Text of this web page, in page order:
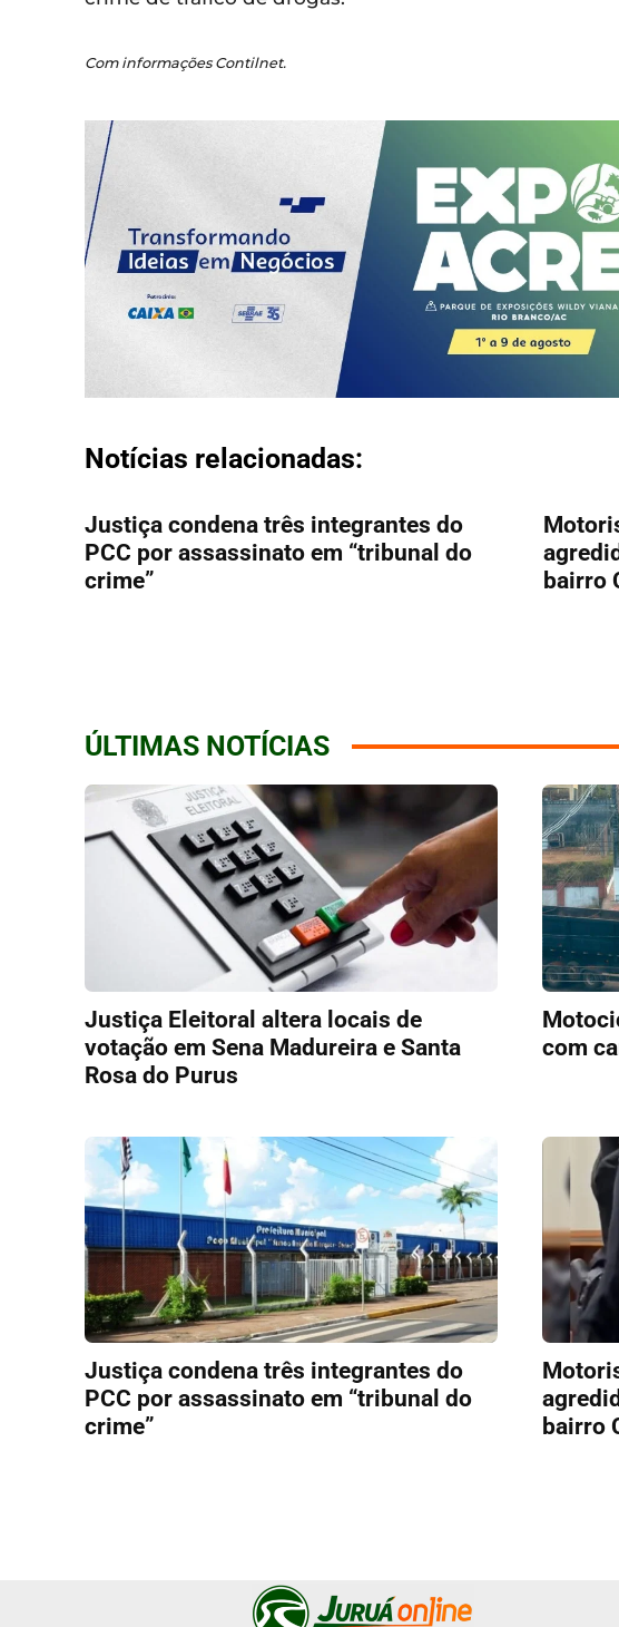
Com informações Contilnet.
Notícias relacionadas:
Justiça condena três integrantes do
PCC por assassinato em “tribunal do
crime”
bairro
ÚLTIMAS NOTÍCIAS
Justiça Eleitoral altera locais de
votação em Sena Madureira e Santa
Rosa do Purus
com
Justiça condena três integrantes do
PCC por assassinato em “tribunal do
crime”
bairro